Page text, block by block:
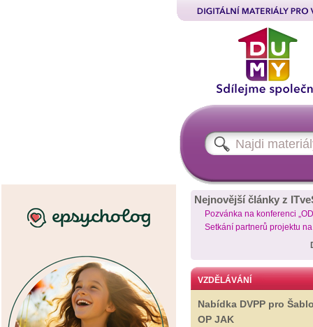
Nejnovější články z
Pozvánka na konferenci
Setkání partnerů projektu
VZDĚLÁVÁNÍ
Nabídka DVPP pro
OP JAK